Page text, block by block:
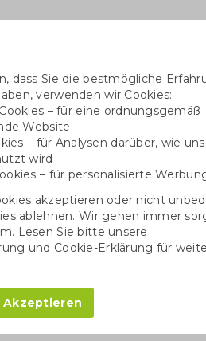
Baumwollshopper S bis XL
|
dass Sie die bestmögliche
verwenden wir Cookies:
– für eine ordnungsgemäß
Website
– für Analysen darüber, wie
wird
– für personalisierte
akzeptieren oder nicht
ablehnen. Wir gehen immer
Lesen Sie bitte unsere
und Cookie-Erklärung für
Akzeptieren